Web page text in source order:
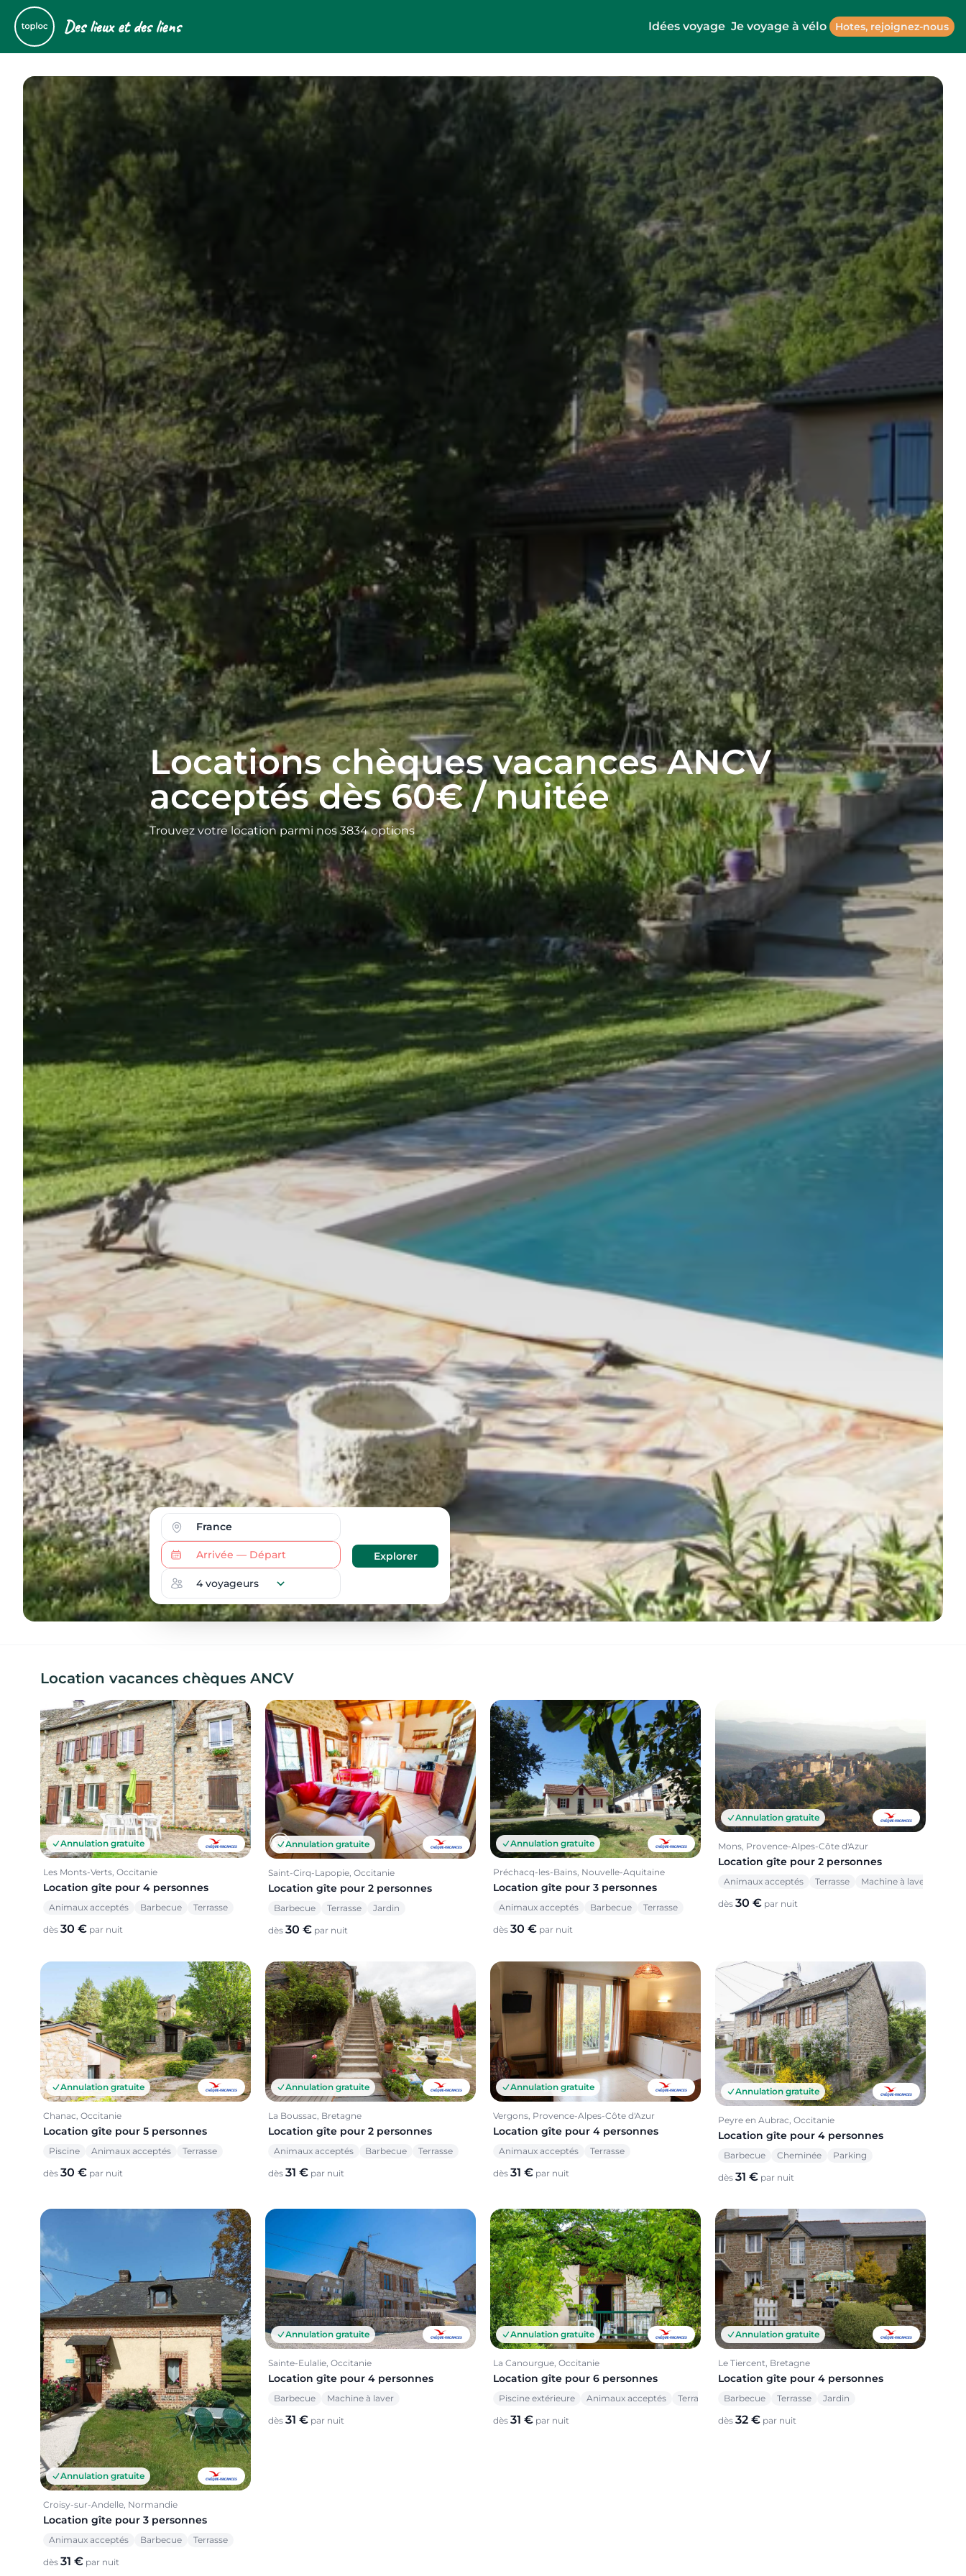
Des lieux et des liens Idées voyage Je voyage à vélo Hotes, rejoignez-nous
Locations chèques vacances ANCV
acceptés dès 60€ / nuitée
Trouvez votre location parmi nos 3834 options
Location vacances chèques ANCV
Annulation gratuite
Les Monts-Verts, Occitanie
Location gîte pour 4 personnes
Animaux acceptés Barbecue Terrasse
dès 30 € par nuit
Annulation gratuite
Saint-Cirq-Lapopie, Occitanie
Location gîte pour 2 personnes
Barbecue Terrasse Jardin
dès 30 € par nuit
Annulation gratuite
Préchacq-les-Bains, Nouvelle-Aquitaine
Location gîte pour 3 personnes
Animaux acceptés Barbecue Terrasse
dès 30 € par nuit
Annulation gratuite
Mons, Provence-Alpes-Côte d'Azur
Location gîte pour 2 personnes
Animaux acceptés Terrasse Machine à laver
dès 30 € par nuit
Annulation gratuite
Chanac, Occitanie
Location gîte pour 5 personnes
Piscine Animaux acceptés Terrasse
dès 30 € par nuit
Annulation gratuite
La Boussac, Bretagne
Location gîte pour 2 personnes
Animaux acceptés Barbecue Terrasse
dès 31 € par nuit
Annulation gratuite
Vergons, Provence-Alpes-Côte d'Azur
Location gîte pour 4 personnes
Animaux acceptés Terrasse
dès 31 € par nuit
Annulation gratuite
Peyre en Aubrac, Occitanie
Location gîte pour 4 personnes
Barbecue Cheminée Parking
dès 31 € par nuit
Annulation gratuite
Croisy-sur-Andelle, Normandie
Location gîte pour 3 personnes
Animaux acceptés Barbecue Terrasse
dès 31 € par nuit
Annulation gratuite
Sainte-Eulalie, Occitanie
Location gîte pour 4 personnes
Barbecue Machine à laver
dès 31 € par nuit
Annulation gratuite
La Canourgue, Occitanie
Location gîte pour 6 personnes
Piscine extérieure Animaux acceptés Terrasse
dès 31 € par nuit
Annulation gratuite
Le Tiercent, Bretagne
Location gîte pour 4 personnes
Barbecue Terrasse Jardin
dès 32 € par nuit